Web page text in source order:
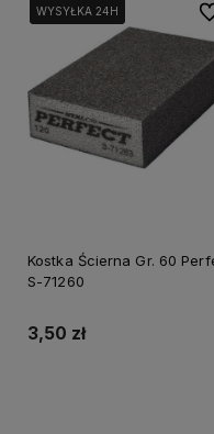
WYSYŁKA 24H
WYSYŁKA 24H
Kostka Ścierna Gr. 60
S-71260
3,50 zł